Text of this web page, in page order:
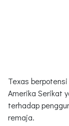
Texas
Amerika Serikat
terhadap
remaja.